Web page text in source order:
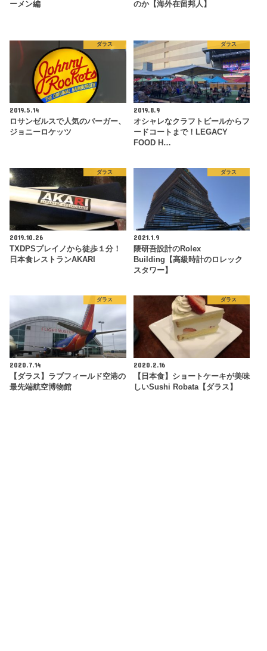
ーメン編 のか【海外在留邦人】
ダラス
2019.5.14
ロサンゼルスで人気のバーガー、
ジョニーロケッツ
ダラス
2019.8.9
オシャレなクラフトビールからフ
ードコートまで！LEGACY
FOOD H…
ダラス
2019.10.26
TXDPSプレイノから徒歩１分！
日本食レストランAKARI
ダラス
2021.1.9
隈研吾設計のRolex
Building【高級時計のロレック
スタワー】
ダラス
2020.7.14
【ダラス】ラブフィールド空港の
最先端航空博物館
ダラス
2020.2.16
【日本食】ショートケーキが美味
しいSushi Robata【ダラス】